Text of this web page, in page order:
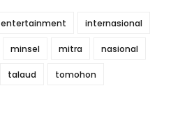
entertainment internasional
minsel mitra nasional
talaud tomohon